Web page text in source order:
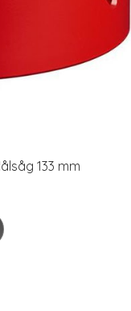
133 mm